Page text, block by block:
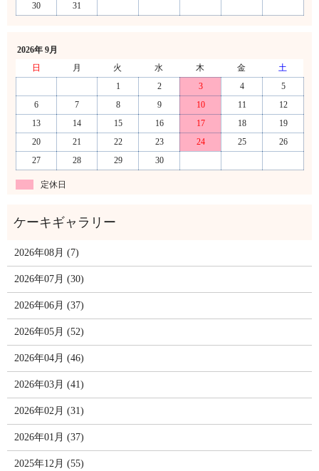
30
31
2026年 9月
日
月 火 水 木 金
土
1
2 3 4
5
6
7 8 9 10 11
12
13
14 15 16 17 18
19
20
21 22 23 24 25
26
27
28 29 30
定休日
2026年08月 (7)
2026年07月 (30)
2026年06月 (37)
2026年05月 (52)
2026年04月 (46)
2026年03月 (41)
2026年02月 (31)
2026年01月 (37)
2025年12月 (55)